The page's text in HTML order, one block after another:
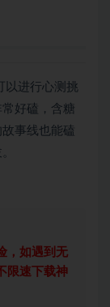
以进行心测挑
好磕，含糖
事线也能磕
，如遇到无
限速下载神